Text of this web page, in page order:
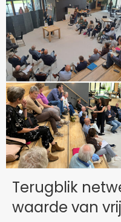
Terugblik
waarde van